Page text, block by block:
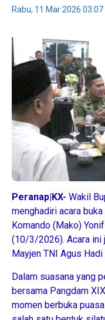
Rabu, 11 Mar 2026 03:07
Peranap|KX- Wakil
menghadiri acara
Komando (Mako)
(10/3/2026). Acara ini
Mayjen TNI Agus Hadi
Dalam suasana yang
bersama Pangdam
momen berbuka